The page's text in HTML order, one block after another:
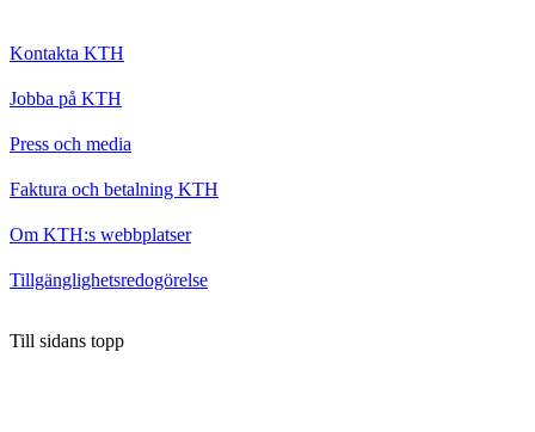
Kontakta KTH
Jobba på KTH
Press och media
Faktura och betalning KTH
Om KTH:s webbplatser
Tillgänglighetsredogörelse
Till sidans topp